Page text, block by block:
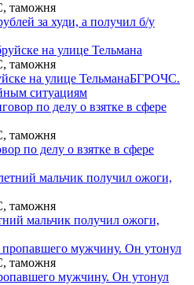
таможня
за худи, а получил б/у
таможня
на улице ТельманаБГРОЧС.
ситуациям
таможня
по делу о взятке в сфере
таможня
мальчик получил ожоги,
таможня
мужчину. Он утонул